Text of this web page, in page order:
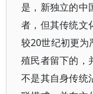
是，新独立的中
者，但其传统文
较20世纪初更为
殖民者留下的，
不是其自身传统